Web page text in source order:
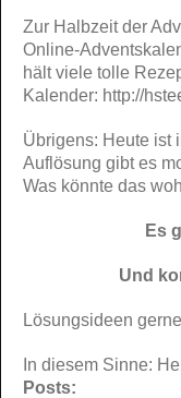
Zur Halbzeit der
Online-
hält viele tolle
Kalender: http://
Übrigens: Heute ist
Auflösung gibt es
Was könnte das
Es
Und
Lösungsideen
In diesem Sinne:
Posts: